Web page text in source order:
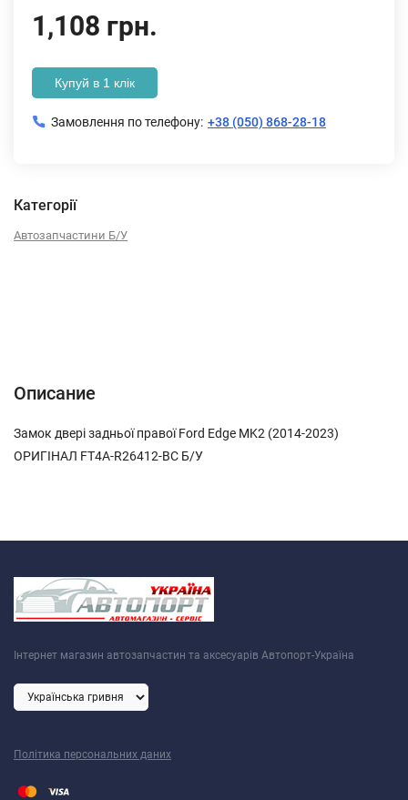
1,108 грн.
Купуй в 1 клік
Замовлення по телефону: +38 (050) 868-28-18
Категорії
Автозапчастини Б/У
Описание
Замок двері задньої правої Ford Edge MK2 (2014-2023)
ОРИГІНАЛ FT4A-R26412-BC Б/У
Інтернет магазин автозапчастин та аксесуарів Автопорт-Україна
Політика персональних даних